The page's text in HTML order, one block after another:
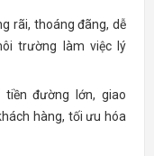
rãi, thoáng đãng, dễ
trường làm việc lý
đường lớn, giao
hàng, tối ưu hóa